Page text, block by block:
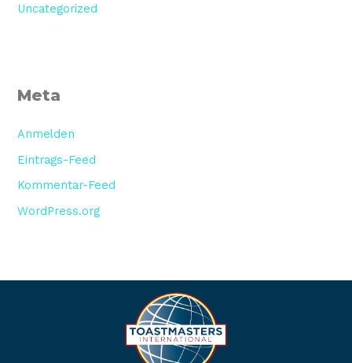
Uncategorized
Meta
Anmelden
Eintrags-Feed
Kommentar-Feed
WordPress.org